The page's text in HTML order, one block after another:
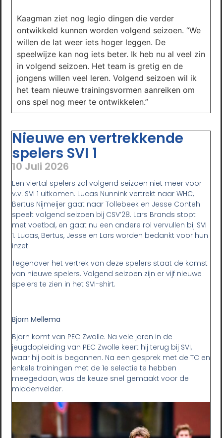
Kaagman ziet nog legio dingen die verder
ontwikkeld kunnen worden volgend seizoen. “We
willen de lat weer iets hoger leggen. De
speelwijze kan nog iets beter. Ik heb nu al veel zin
in volgend seizoen. Het team is gretig en de
jongens willen veel leren. Volgend seizoen wil ik
het team nieuwe trainingsvormen aanreiken om
ons spel nog meer te ontwikkelen.”
Nieuwe en vertrekkende
spelers SVI 1
10 Juli 2026
Een viertal spelers zal volgend seizoen niet meer voor
v.v. SVI 1 uitkomen. Lucas Nunnink vertrekt naar WHC,
Bertus Nijmeijer gaat naar Tollebeek en Jesse Conteh
speelt volgend seizoen bij CSV’28. Lars Brands stopt
met voetbal, en gaat nu een andere rol vervullen bij SVI
1. Lucas, Bertus, Jesse en Lars worden bedankt voor hun
inzet!
Tegenover het vertrek van deze spelers staat de komst
van nieuwe spelers. Volgend seizoen zijn er vijf nieuwe
spelers te zien in het SVI-shirt.
Bjorn Mellema
Bjorn komt van PEC Zwolle. Na vele jaren in de
jeugdopleiding van PEC Zwolle keert hij terug bij SVI,
waar hij ooit is begonnen. Na een gesprek met de TC en
enkele trainingen met de 1e selectie te hebben
meegedaan, was de keuze snel gemaakt voor de
middenvelder.